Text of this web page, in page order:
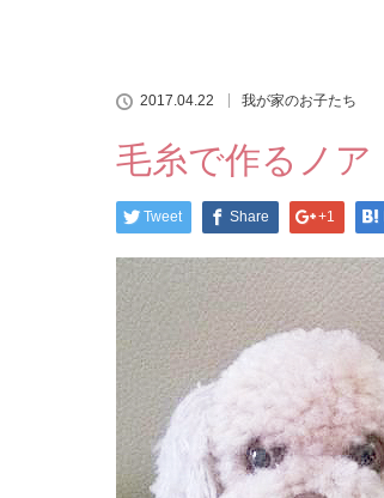
2017.04.22 我が家のお子たち
毛糸で作るノア
Tweet Share +1